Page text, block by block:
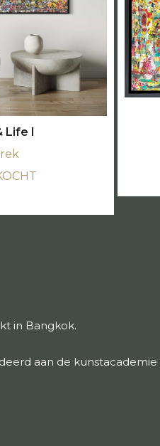
Life I
in Bangkok.
aan de